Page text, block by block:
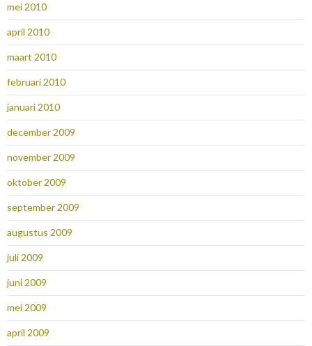
mei 2010
april 2010
maart 2010
februari 2010
januari 2010
december 2009
november 2009
oktober 2009
september 2009
augustus 2009
juli 2009
juni 2009
mei 2009
april 2009